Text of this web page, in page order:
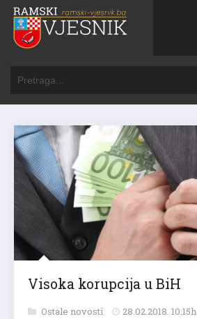
Visoka korupcija u BiH
Ostale novosti 28.02.2018. 10:15h